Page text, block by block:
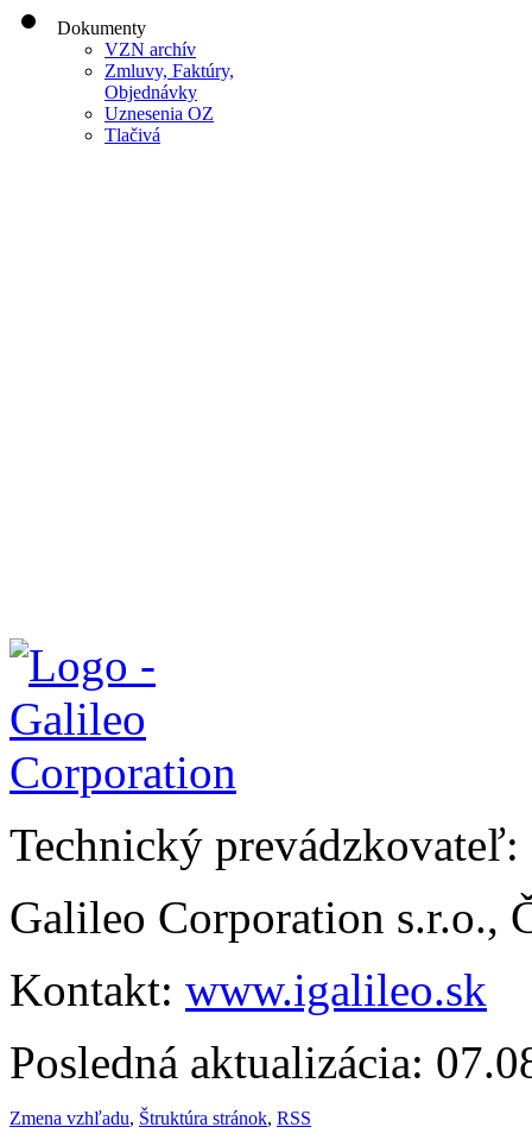
Dokumenty
VZN archív
Zmluvy, Faktúry,
Objednávky
Uznesenia OZ
Tlačivá
Technický prevádzkovateľ:
Galileo Corporation s.r.o.,
Kontakt: www.igalileo.sk
Posledná aktualizácia:
Zmena vzhľadu, Štruktúra stránok, RSS